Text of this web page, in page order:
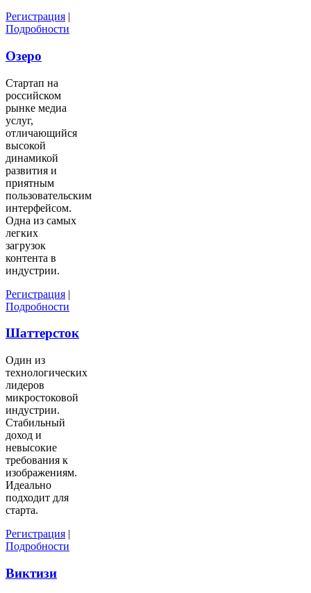
Регистрация |
Подробности
Озеро
Стартап на
российском
рынке медиа
услуг,
отличающийся
высокой
динамикой
развития и
приятным
пользовательским
интерфейсом.
Одна из самых
легких
загрузок
контента в
индустрии.
Регистрация |
Подробности
Шаттерсток
Один из
технологических
лидеров
микростоковой
индустрии.
Стабильный
доход и
невысокие
требования к
изображениям.
Идеально
подходит для
старта.
Регистрация |
Подробности
Виктизи